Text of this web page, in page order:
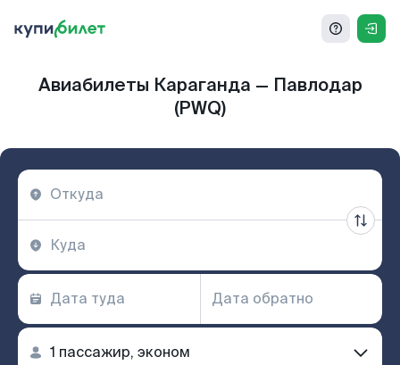
Авиабилеты Караганда — Павлодар
(PWQ)